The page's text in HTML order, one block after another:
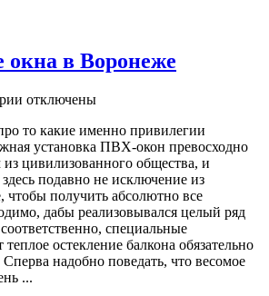
в Воронеже
отключены
то какие именно привилегии
установка ПВХ-окон превосходно
цивилизованного общества, и
подавно не исключение из
чтобы получить абсолютно все
дабы реализовывался целый ряд
специальные
остекление балкона обязательно
надобно поведать, что весомое
...